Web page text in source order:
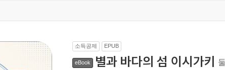
소득공제 EPUB
eBook 별과 바다의 섬 이시가키